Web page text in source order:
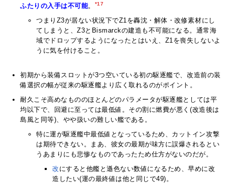
ふたりの入手は不可能。 *17
つまりZ3が居ない状況下でZ1を轟沈・解体・改修素材にし
てしまうと、Z3とBismarckの建造も不可能になる。通常海
域でドロップするようになったとはいえ、Z1を喪失しないよ
うに気を付けること。
初期から装備スロットが3つ空いている初の駆逐艦で、改造前の装
備選択の幅が従来の駆逐艦より広く取れるのがポイント。
耐久こそ高めなもののほとんどのパラメータが駆逐艦としては平
均以下で、回避に至っては最低値。その割に燃費が悪く(改造後は
島風と同等)、やや扱いの難しい艦である。
特に運が駆逐艦中最低値となっているため、カットイン攻撃
は期待できない。まあ、彼女の最期が味方に誤爆されるとい
うあまりにも悲惨なものであったため仕方がないのだが。
改 にすると他艦と遜色ない数値になるため、早めに改
造したい(運の最終値は他と同じで49)。